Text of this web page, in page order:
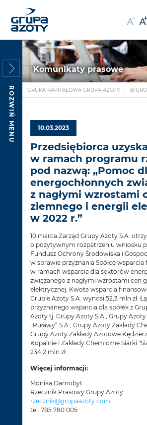
ROZWIŃ MENU
Komunikaty prasowe
GRUPA KAPITAŁOWA GRUPA AZOTY
10.03.2023
Przedsiębiorca
w ramach programu
pod nazwą: „Pomoc
energochłonnych
z nagłymi wzrostami
ziemnego i energii
w 2022 r.”
10 marca Zarząd Grupy Azoty S.A.
o pozytywnym rozpatrzeniu wniosku
Fundusz Ochrony Środowiska i
w sprawie przyznania Spółce
w ramach wsparcia dla sektorów
związanego z nagłymi wzrostami cen
elektrycznej. Kwota wsparcia
Grupie Azoty S.A. wynosi 52,3 mln zł.
przyznanego wsparcia dla spółek z
Azoty tj. Grupy Azoty S.A., Grupy
„Puławy” S.A., Grupy Azoty Zakłady
Grupy Azoty Zakłady Azotowe
Kopalnie i Zakłady Chemiczne Siarki
234,2 mln zł.
Więcej informacji:
Monika Darnobyt
Rzecznik Prasowy Grupy Azoty
rzecznik@grupaazoty.com
tel. 785 780 005